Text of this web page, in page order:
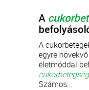
A
A
egyre
életmóddal
cukorbetegség
Számos...